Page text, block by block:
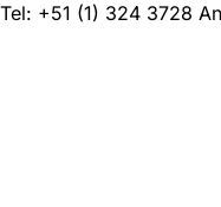
Tel: +51 (1) 324 3728